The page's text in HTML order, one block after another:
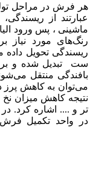
هر فرش در مراحل
عبارتند از
ماشینی ، پس ورود
رنگ‌های مورد نیاز
ریسندگی تحویل
ست تبدیل شده و
بافندگی منتقل
می‌توان به کاهش
نتیجه کاهش میزان
تر و .... اشاره کرد.
در واحد تکمیل